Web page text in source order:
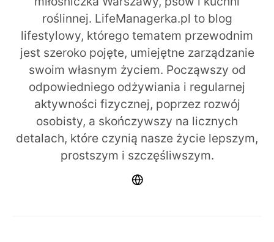
roślinnej. LifeManagerka.pl to blog
lifestylowy, którego tematem przewodnim
jest szeroko pojęte, umiejętne zarządzanie
swoim własnym życiem. Począwszy od
odpowiedniego odżywiania i regularnej
aktywności fizycznej, poprzez rozwój
osobisty, a skończywszy na licznych
detalach, które czynią nasze życie lepszym,
prostszym i szczęśliwszym.